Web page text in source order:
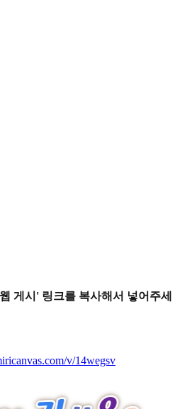
게시' 링크를 복사해서 넣어주세
v/14wegsv